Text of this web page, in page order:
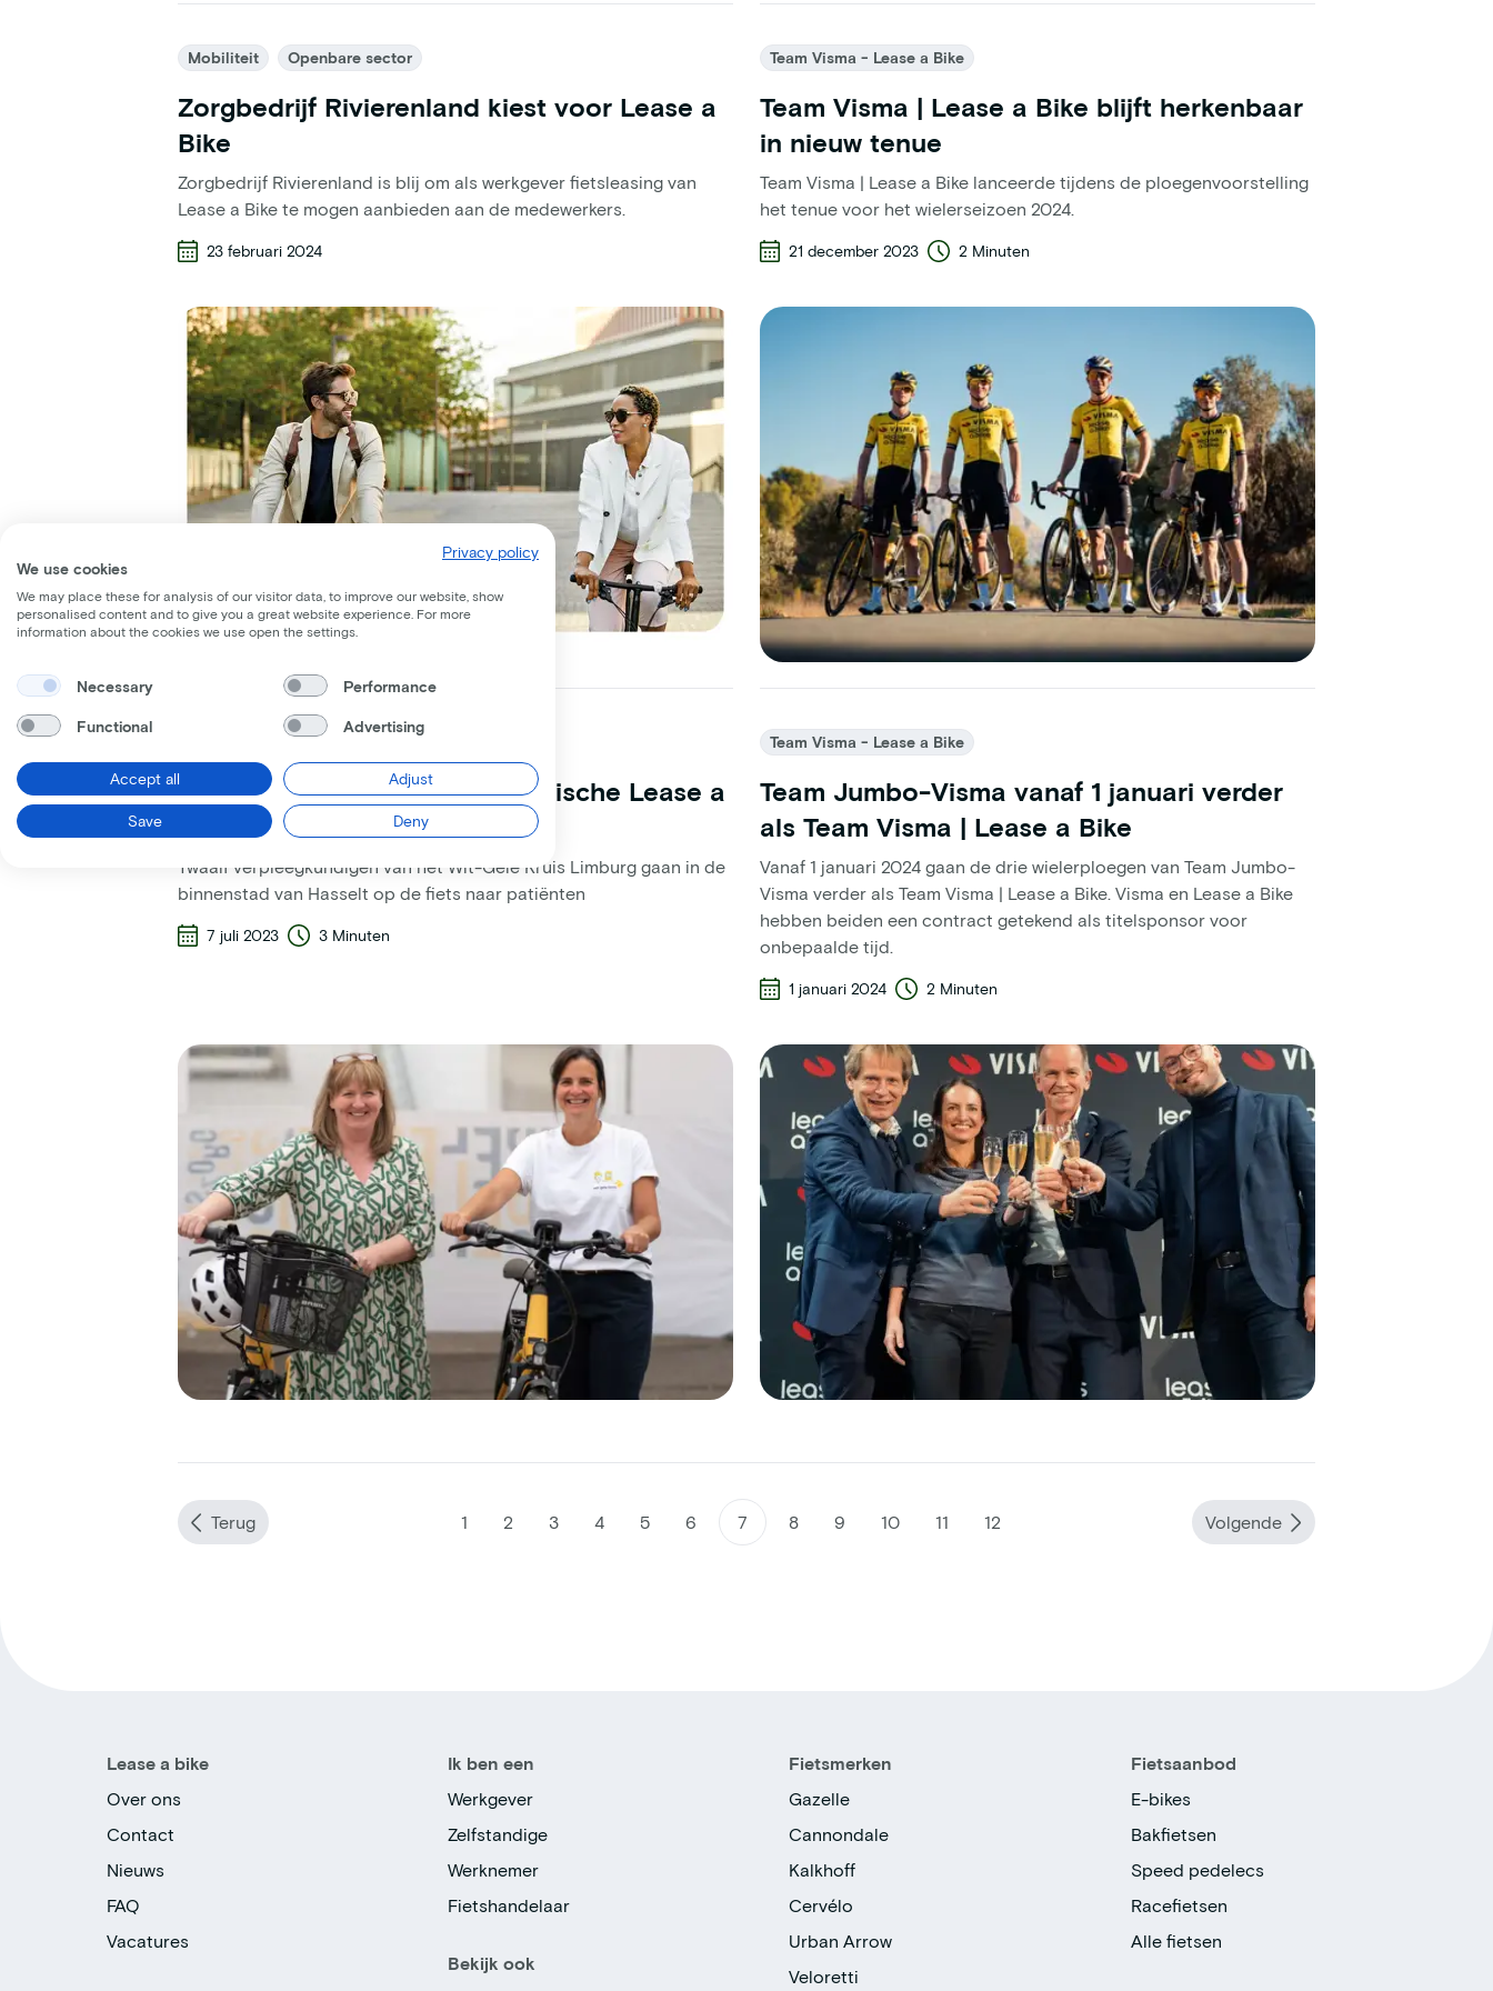
Mobiliteit Openbare sector
Zorgbedrijf Rivierenland kiest voor Lease a
Bike
Zorgbedrijf Rivierenland is blij om als werkgever fietsleasing van
Lease a Bike te mogen aanbieden aan de medewerkers.
23 februari 2024
Team Visma - Lease a Bike
Team Visma | Lease a Bike blijft herkenbaar
in nieuw tenue
Team Visma | Lease a Bike lanceerde tijdens de ploegenvoorstelling
het tenue voor het wielerseizoen 2024.
21 december 2023 2 Minuten
Openbare sector
Wit-Gele Kruis rijdt met elektrische Lease a
Bike fietsen in Hasselt
Twaalf verpleegkundigen van het Wit-Gele Kruis Limburg gaan in de
binnenstad van Hasselt op de fiets naar patiënten
7 juli 2023 3 Minuten
Team Visma - Lease a Bike
Team Jumbo-Visma vanaf 1 januari verder
als Team Visma | Lease a Bike
Vanaf 1 januari 2024 gaan de drie wielerploegen van Team Jumbo-
Visma verder als Team Visma | Lease a Bike. Visma en Lease a Bike
hebben beiden een contract getekend als titelsponsor voor
onbepaalde tijd.
1 januari 2024 2 Minuten
Terug 1 2 3 4 5 6 7 8 9 10 11 12 Volgende
Lease a bike
Over ons
Contact
Nieuws
FAQ
Vacatures
Ik ben een
Werkgever
Zelfstandige
Werknemer
Fietshandelaar
Bekijk ook
Fietsmerken
Gazelle
Cannondale
Kalkhoff
Cervélo
Urban Arrow
Veloretti
Fietsaanbod
E-bikes
Bakfietsen
Speed pedelecs
Racefietsen
Alle fietsen
Privacy policy
We use cookies
We may place these for analysis of our visitor data, to improve our website, show
personalised content and to give you a great website experience. For more
information about the cookies we use open the settings.
Necessary Performance
Functional Advertising
Accept all Adjust
Save Deny